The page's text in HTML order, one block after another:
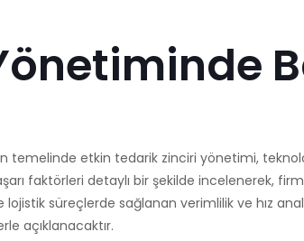
temelinde etkin tedarik zinciri yönetimi,
faktörleri detaylı bir şekilde incelenerek,
süreçlerde sağlanan verimlilik ve hız
açıklanacaktır.